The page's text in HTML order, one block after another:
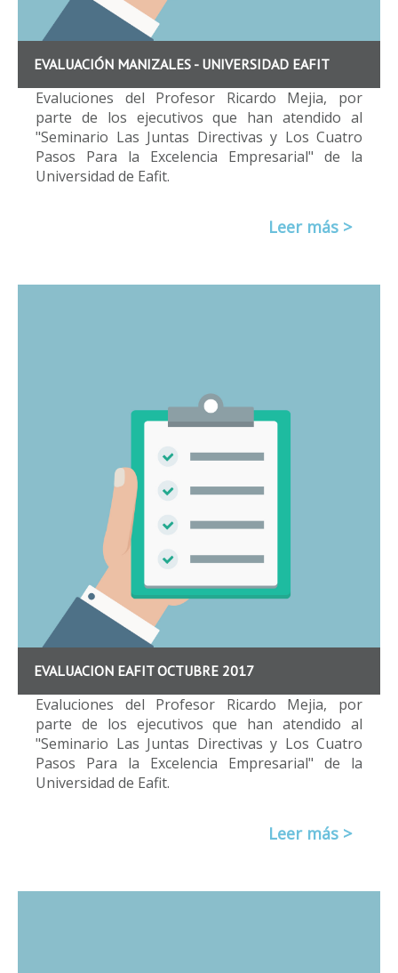
EVALUACIÓN MANIZALES - UNIVERSIDAD EAFIT
Evaluciones del Profesor Ricardo Mejia, por
parte de los ejecutivos que han atendido al
"Seminario Las Juntas Directivas y Los Cuatro
Pasos Para la Excelencia Empresarial" de la
Universidad de Eafit.
Leer más >
EVALUACION EAFIT OCTUBRE 2017
Evaluciones del Profesor Ricardo Mejia, por
parte de los ejecutivos que han atendido al
"Seminario Las Juntas Directivas y Los Cuatro
Pasos Para la Excelencia Empresarial" de la
Universidad de Eafit.
Leer más >